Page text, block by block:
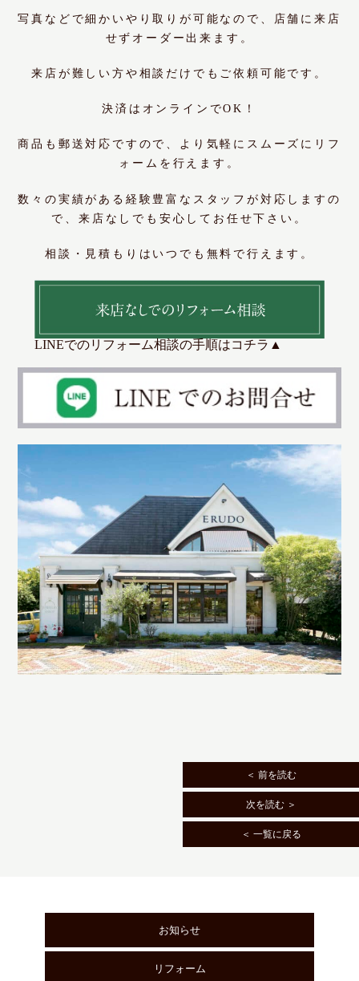
写真などで細かいやり取りが可能なので、店舗に来店
せずオーダー出来ます。
来店が難しい方や相談だけでもご依頼可能です。
決済はオンラインでOK！
商品も郵送対応ですので、より気軽にスムーズにリフ
ォームを行えます。
数々の実績がある経験豊富なスタッフが対応しますの
で、来店なしでも安心してお任せ下さい。
相談・見積もりはいつでも無料で行えます。
LINEでのリフォーム相談の手順はコチラ▲
＜ 前を読む
次を読む ＞
＜ 一覧に戻る
お知らせ
リフォーム